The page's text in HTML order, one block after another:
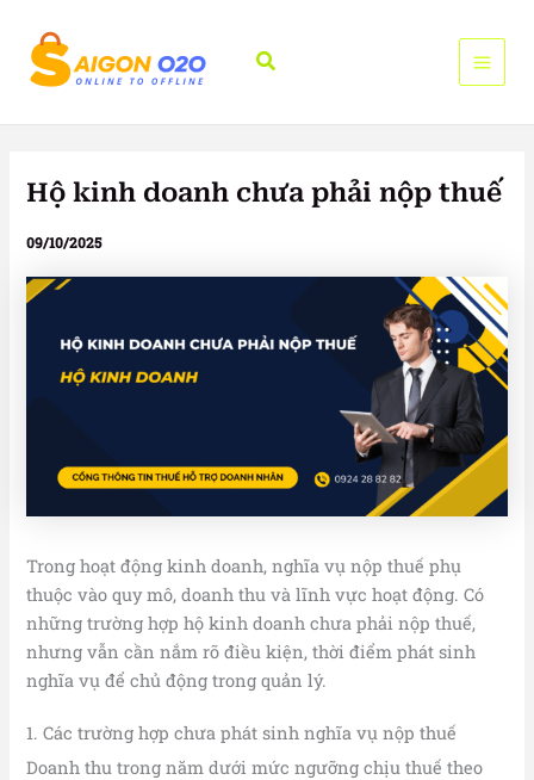
Tìm
Hộ kinh doanh chưa phải nộp thuế
09/10/2025
Trong hoạt động kinh doanh, nghĩa vụ nộp thuế phụ
thuộc vào quy mô, doanh thu và lĩnh vực hoạt động. Có
những trường hợp hộ kinh doanh chưa phải nộp thuế,
nhưng vẫn cần nắm rõ điều kiện, thời điểm phát sinh
nghĩa vụ để chủ động trong quản lý.
1. Các trường hợp chưa phát sinh nghĩa vụ nộp thuế
Doanh thu trong năm dưới mức ngưỡng chịu thuế theo